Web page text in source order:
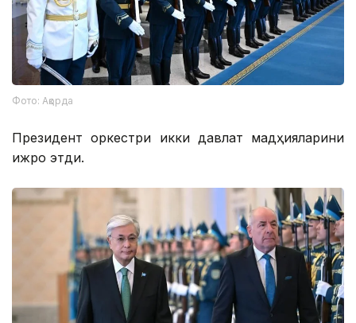
Фото: Ақорда
Президент оркестри икки давлат мадҳияларини
ижро этди.